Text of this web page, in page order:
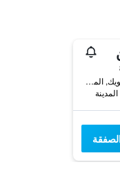
187 Ayr Road, برستويك, المملكة المتحدة